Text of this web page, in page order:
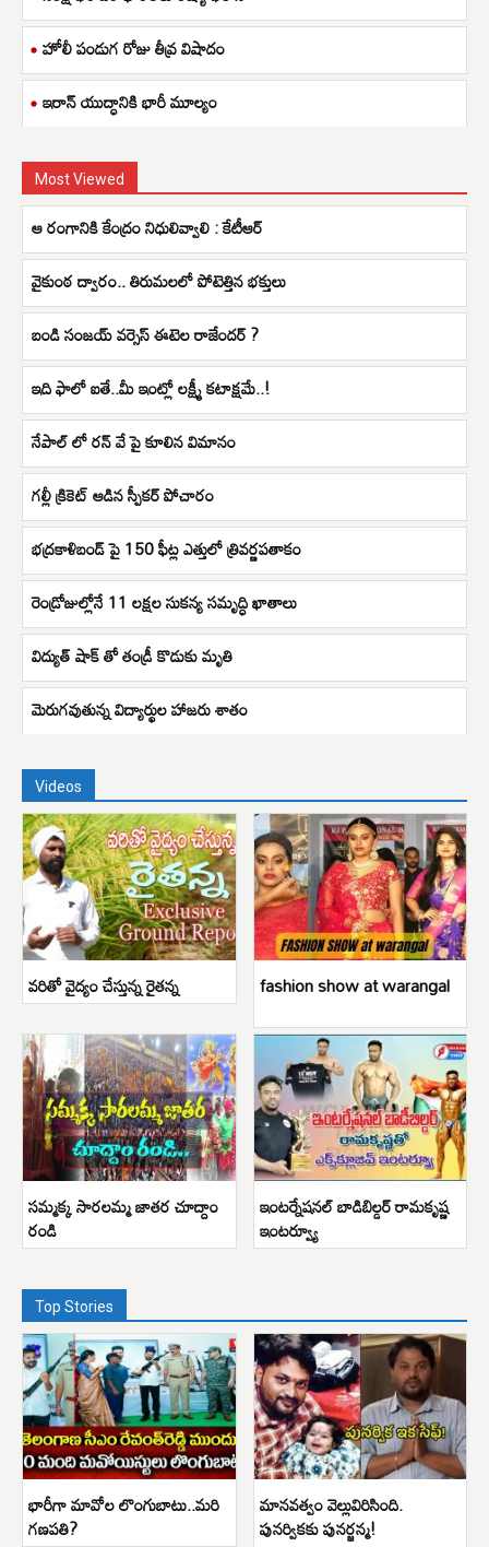
హోలీ పండుగ రోజు తీవ్ర విషాదం
ఇరాన్ యుద్ధానికి భారీ మూల్యం
Most Viewed
ఆ రంగానికి కేంద్రం నిధులివ్వాలి : కేటీఆర్
వైకుంఠ ద్వారం.. తిరుమలలో పోటెత్తిన భక్తులు
బండి సంజయ్ వర్సెస్ ఈటెల రాజేందర్ ?
ఇది ఫాలో ఐతే..మీ ఇంట్లో లక్ష్మీ కటాక్షమే..!
నేపాల్ లో రన్ వే పై కూలిన విమానం
గల్లీ క్రికెట్ ఆడిన స్పీకర్ పోచారం
భద్రకాళిబండ్ పై 150 ఫీట్ల ఎత్తులో త్రివర్ణపతాకం
రెండ్రోజుల్లోనే 11 లక్షల సుకన్య సమృద్ధి ఖాతాలు
విద్యుత్ షాక్ తో తండ్రీ కొడుకు మృతి
మెరుగవుతున్న విద్యార్థుల హాజరు శాతం
Videos
వరితో వైద్యం చేస్తున్న రైతన్న fashion show at warangal
సమ్మక్క సారలమ్మ జాతర చూద్దాం
రండి
ఇంటర్నేషనల్ బాడిబిల్డర్ రామకృష్ణ
ఇంటర్వ్యూ
Top Stories
భారీగా మావోల లొంగుబాటు..మరి
గణపతి?
మానవత్వం వెల్లువిరిసింది.
పునర్వికకు పునర్జన్మ!